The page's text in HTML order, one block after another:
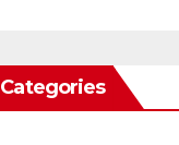
Categories